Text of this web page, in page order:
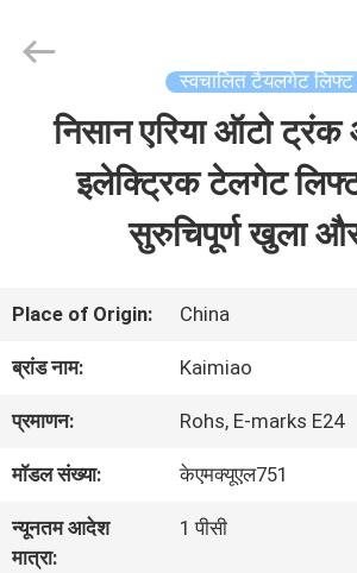
हमारे
बारे
में
कारखाना
भ्रमण
Electronic
स्वचालित टैयलगेट लिफ्ट
निसान एरिया ऑटो
इलेक्ट्रिक टेलगेट
सुरुचिपूर्ण खुला
Place of Origin: China
ब्रांड नाम: Kaimiao
प्रमाणन: Rohs, E-marks E24
मॉडल संख्या: केएमक्यूएल751
न्यूनतम आदेश
मात्रा:
1 पीसी